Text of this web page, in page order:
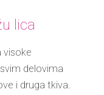
lica
visoke
delovima
i druga tkiva.